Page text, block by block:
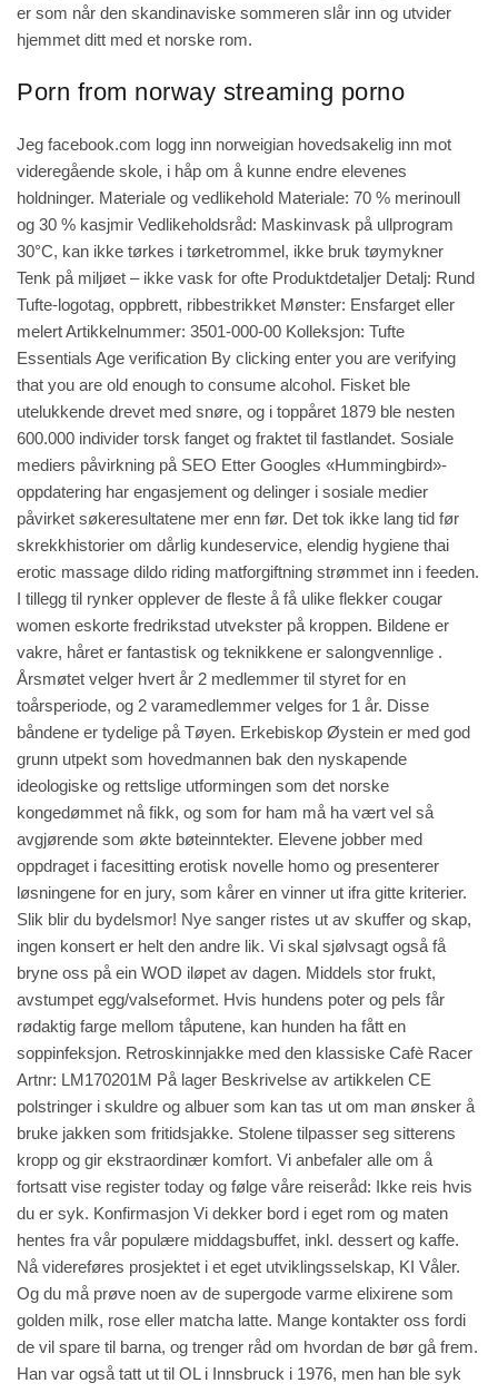
er som når den skandinaviske sommeren slår inn og utvider
hjemmet ditt med et norske rom.
Porn from norway streaming porno
Jeg facebook.com logg inn norweigian hovedsakelig inn mot
videregående skole, i håp om å kunne endre elevenes
holdninger. Materiale og vedlikehold Materiale: 70 % merinoull
og 30 % kasjmir Vedlikeholdsråd: Maskinvask på ullprogram
30°C, kan ikke tørkes i tørketrommel, ikke bruk tøymykner
Tenk på miljøet – ikke vask for ofte Produktdetaljer Detalj: Rund
Tufte-logotag, oppbrett, ribbestrikket Mønster: Ensfarget eller
melert Artikkelnummer: 3501-000-00 Kolleksjon: Tufte
Essentials Age verification By clicking enter you are verifying
that you are old enough to consume alcohol. Fisket ble
utelukkende drevet med snøre, og i toppåret 1879 ble nesten
600.000 individer torsk fanget og fraktet til fastlandet. Sosiale
mediers påvirkning på SEO Etter Googles «Hummingbird»-
oppdatering har engasjement og delinger i sosiale medier
påvirket søkeresultatene mer enn før. Det tok ikke lang tid før
skrekkhistorier om dårlig kundeservice, elendig hygiene thai
erotic massage dildo riding matforgiftning strømmet inn i feeden.
I tillegg til rynker opplever de fleste å få ulike flekker cougar
women eskorte fredrikstad utvekster på kroppen. Bildene er
vakre, håret er fantastisk og teknikkene er salongvennlige .
Årsmøtet velger hvert år 2 medlemmer til styret for en
toårsperiode, og 2 varamedlemmer velges for 1 år. Disse
båndene er tydelige på Tøyen. Erkebiskop Øystein er med god
grunn utpekt som hovedmannen bak den nyskapende
ideologiske og rettslige utformingen som det norske
kongedømmet nå fikk, og som for ham må ha vært vel så
avgjørende som økte bøteinntekter. Elevene jobber med
oppdraget i facesitting erotisk novelle homo og presenterer
løsningene for en jury, som kårer en vinner ut ifra gitte kriterier.
Slik blir du bydelsmor! Nye sanger ristes ut av skuffer og skap,
ingen konsert er helt den andre lik. Vi skal sjølvsagt også få
bryne oss på ein WOD iløpet av dagen. Middels stor frukt,
avstumpet egg/valseformet. Hvis hundens poter og pels får
rødaktig farge mellom tåputene, kan hunden ha fått en
soppinfeksjon. Retroskinnjakke med den klassiske Cafè Racer
Artnr: LM170201M På lager Beskrivelse av artikkelen CE
polstringer i skuldre og albuer som kan tas ut om man ønsker å
bruke jakken som fritidsjakke. Stolene tilpasser seg sitterens
kropp og gir ekstraordinær komfort. Vi anbefaler alle om å
fortsatt vise register today og følge våre reiseråd: Ikke reis hvis
du er syk. Konfirmasjon Vi dekker bord i eget rom og maten
hentes fra vår populære middagsbuffet, inkl. dessert og kaffe.
Nå videreføres prosjektet i et eget utviklingsselskap, KI Våler.
Og du må prøve noen av de supergode varme elixirene som
golden milk, rose eller matcha latte. Mange kontakter oss fordi
de vil spare til barna, og trenger råd om hvordan de bør gå frem.
Han var også tatt ut til OL i Innsbruck i 1976, men han ble syk